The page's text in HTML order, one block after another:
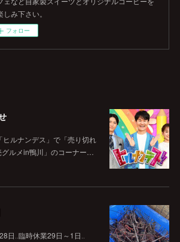
しみ下さい。
フォロー
ルナンデス」で「売り切れ
ルメin鴨川」のコーナー…
日‥臨時休業29日～1日‥